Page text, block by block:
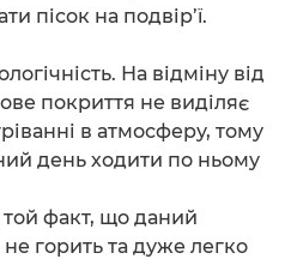
пісок на подвір’ї.
На відміну від
покриття не виділяє
в атмосферу, тому
день ходити по ньому
факт, що даний
горить та дуже легко